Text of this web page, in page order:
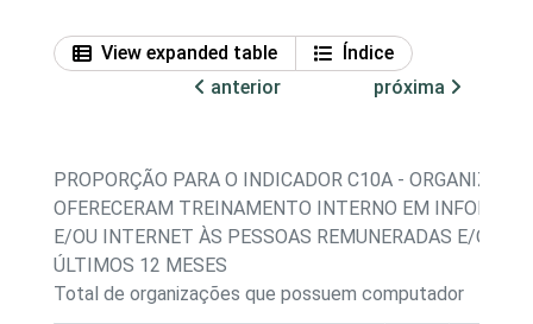
View expanded table
Índice
anterior
próxima
PROPORÇÃO PARA O INDICADOR C10A -
OFERECERAM TREINAMENTO INTERNO EM
E/OU INTERNET ÀS PESSOAS REMUNERADAS E/OU
ÚLTIMOS 12 MESES
Total de organizações que possuem computador